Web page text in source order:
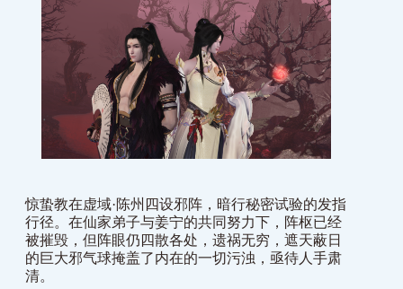
惊蛰教在虚域·陈州四设邪阵，暗行秘密试验的发指
行径。在仙家弟子与姜宁的共同努力下，阵枢已经
被摧毁，但阵眼仍四散各处，遗祸无穷，遮天蔽日
的巨大邪气球掩盖了内在的一切污浊，亟待人手肃
清。